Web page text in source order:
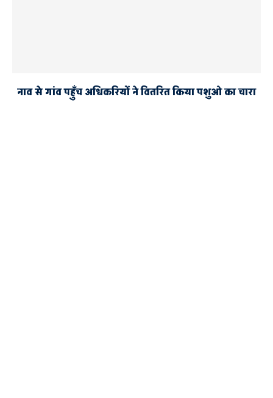
नाव से गांव पहुँच अधिकरियों ने वितरित किया पशुओ का चारा